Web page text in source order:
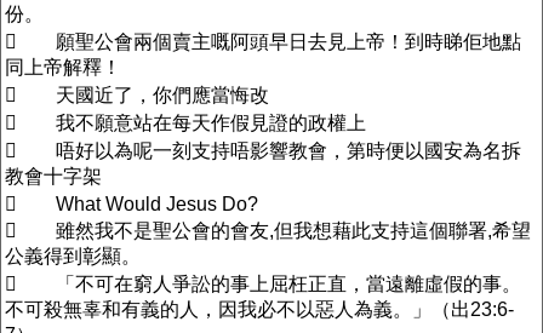
份。
 願聖公會兩個賣主嘅阿頭早日去見上帝！到時睇佢地點
同上帝解釋！
 天國近了，你們應當悔改
 我不願意站在每天作假見證的政權上
 唔好以為呢一刻支持唔影響教會，第時便以國安為名拆
教會十字架
 What Would Jesus Do?
 雖然我不是聖公會的會友,但我想藉此支持這個聯署,希望
公義得到彰顯。
 「不可在窮人爭訟的事上屈枉正直，當遠離虛假的事。
不可殺無辜和有義的人，因我必不以惡人為義。」（出23:6-